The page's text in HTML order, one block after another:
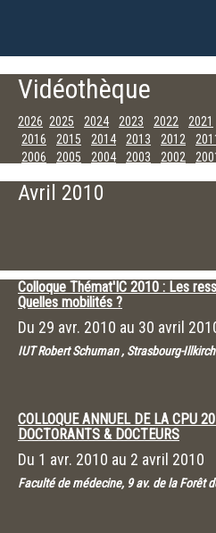
Vidéothèque
2026 2025 2024 2023 2022 2021
2016
2015 2014 2013 2012
2006
2005 2004 2003 2002
Mars
Février Janvier
Avril 2010
Colloque Thémat'IC 2010 : Les
Quelles mobilités ?
Du 29 avr. 2010 au 30 avril
IUT Robert Schuman , Strasbourg-Illkirch
COLLOQUE ANNUEL DE LA CPU
DOCTORANTS & DOCTEURS
Du 1 avr. 2010 au 2 avril 2010
Faculté de médecine, 9 av. de la Forêt